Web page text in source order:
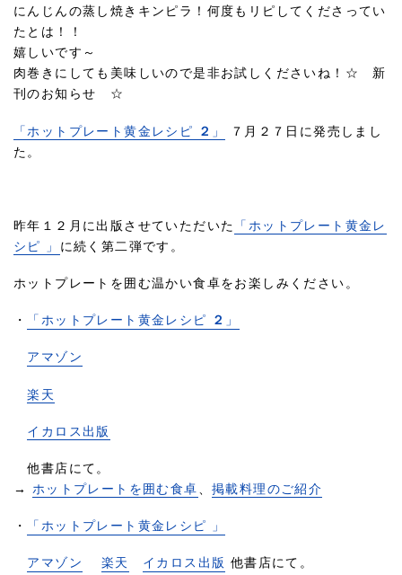
にんじんの蒸し焼きキンピラ！何度もリピしてくださってい
たとは！！
嬉しいです～
肉巻きにしても美味しいので是非お試しくださいね！☆ 新
刊のお知らせ ☆
「ホットプレート黄金レシピ ２ 」
７月２７日に発売しまし
た。
昨年１２月に出版させていただいた
「ホットプレート黄金レ
シピ 」 に続く第二弾です。
ホットプレートを囲む温かい食卓をお楽しみください。
・ 「ホットプレート黄金レシピ ２ 」
アマゾン
楽天
イカロス出版
他書店にて。
→ ホットプレートを囲む食卓 、掲載料理のご紹介
・ 「ホットプレート黄金レシピ 」
アマゾン 楽天 イカロス出版 他書店にて。